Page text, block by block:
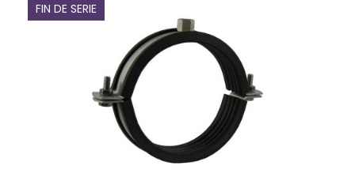
FIN DE SERIE